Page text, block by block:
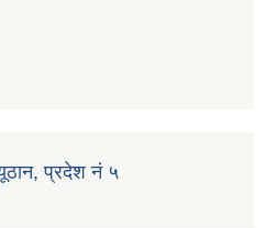
प्रदेश नं ५